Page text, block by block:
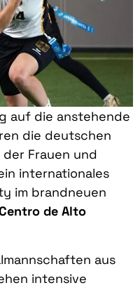
auf die anstehende
die deutschen
der Frauen und
internationales
im brandneuen
de Alto
aus
intensive